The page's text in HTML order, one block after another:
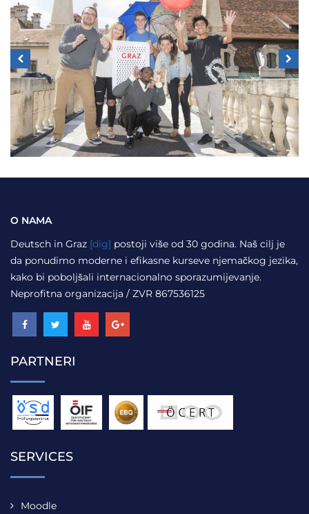
O NAMA
Deutsch in Graz [dig] postoji više od 30 godina. Naš cilj je
da ponudimo moderne i efikasne kurseve njemačkog jezika,
kako bi poboljšali internacionalno sporazumijevanje.
Neprofitna organizacija / ZVR 867536125
PARTNERI
SERVICES
Moodle